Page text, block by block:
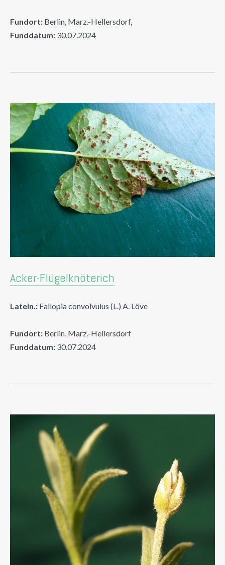
Fundort: Berlin, Marz.-Hellersdorf,
Funddatum: 30.07.2024
Acker-Flügelknöterich
Latein.: Fallopia convolvulus (L.) A. Löve
Fundort: Berlin, Marz.-Hellersdorf
Funddatum: 30.07.2024